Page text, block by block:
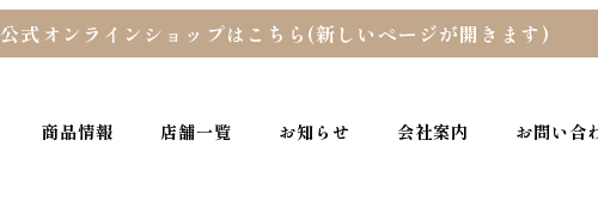
公式オンラインショップはこちら(新しいページが開きます)
商品情報 店舗一覧 お知らせ 会社案内 お問い合